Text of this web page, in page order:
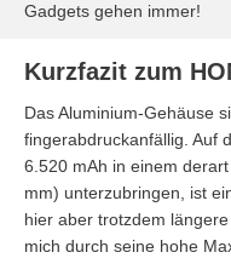
Gadgets gehen immer!
Kurzfazit zum
Das Aluminium-Gehäuse
fingerabdruckanfällig. Auf
6.520 mAh in einem
mm) unterzubringen, ist
hier aber trotzdem
mich durch seine hohe